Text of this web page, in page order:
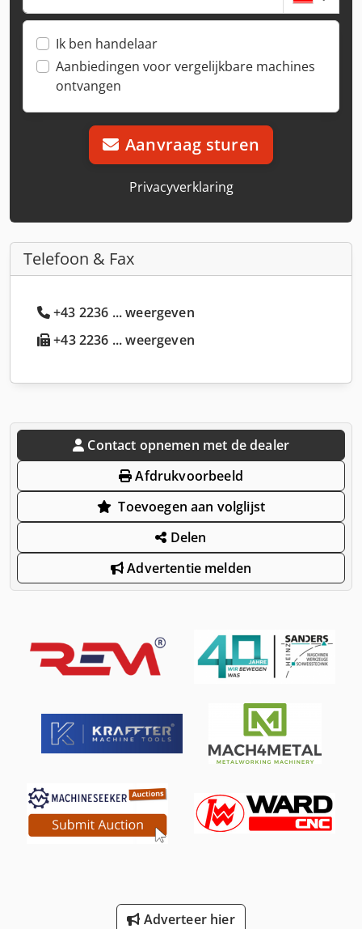
Ik ben handelaar
Aanbiedingen voor vergelijkbare machines
ontvangen
Aanvraag sturen
Privacyverklaring
Telefoon & Fax
+43 2236 ... weergeven
+43 2236 ... weergeven
Contact opnemen met de dealer
Afdrukvoorbeeld
Toevoegen aan volglijst
Delen
Advertentie melden
Adverteer hier